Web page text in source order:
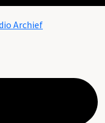
Archief